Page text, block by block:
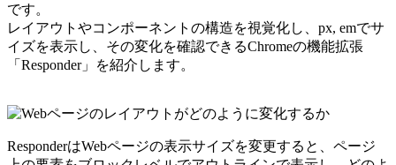
です。
レイアウトやコンポーネントの構造を視覚化し、px, emでサ
イズを表示し、その変化を確認できるChromeの機能拡張
「Responder」を紹介します。
ResponderはWebページの表示サイズを変更すると、ページ